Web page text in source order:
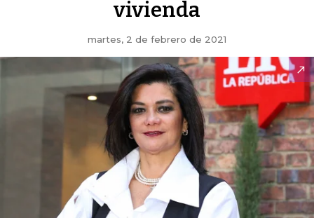
vivienda
martes, 2 de febrero de 2021